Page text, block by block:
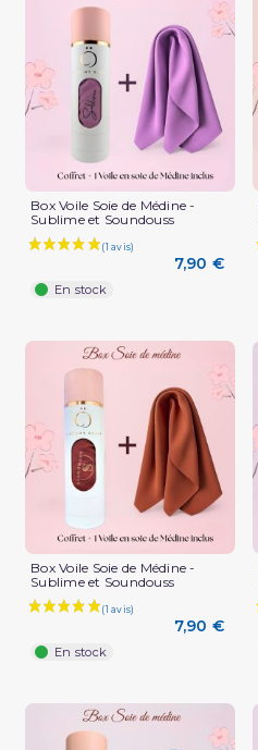
(1 avis)
Box Voile Soie de Médine -
Sublime et Soundouss
7,90 €
En stock
Box Voile Soie de Médine -
Sublime et Soundouss
7,90 €
En stock